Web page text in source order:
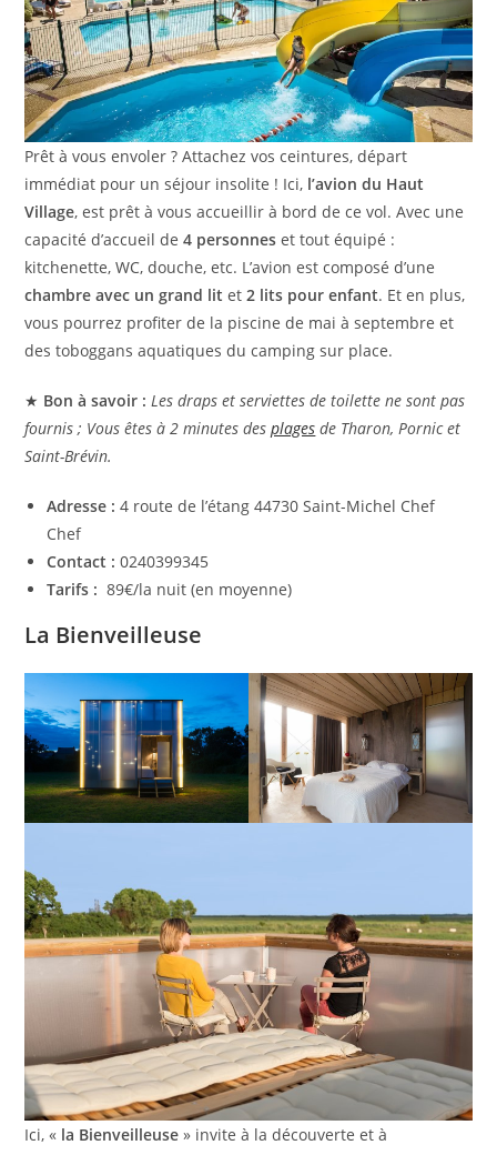
Prêt à vous envoler ? Attachez vos ceintures, départ
immédiat pour un séjour insolite ! Ici, l’avion du Haut
Village, est prêt à vous accueillir à bord de ce vol. Avec une
capacité d’accueil de4 personnes et tout équipé :
kitchenette, WC, douche, etc. L’avion est composé d’une
chambre avec un grand lit et2 lits pour enfant. Et en plus,
vous pourrez profiter de la piscine de mai à septembre et
des toboggans aquatiques du camping sur place.
★ Bon à savoir : Les draps et serviettes de toilette ne sont pas
fournis ; Vous êtes à 2 minutes desplages de Tharon, Pornic et
Saint-Brévin.
Adresse :4 route de l’étang 44730 Saint-Michel Chef
Chef
Contact :0240399345
Tarifs : 89€/la nuit (en moyenne)
La Bienveilleuse
Ici, « la Bienveilleuse » invite à la découverte et à